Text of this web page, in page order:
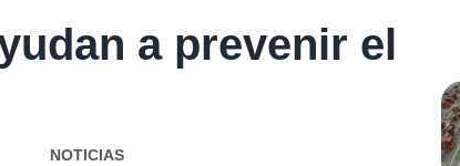
a prevenir el
NOTICIAS